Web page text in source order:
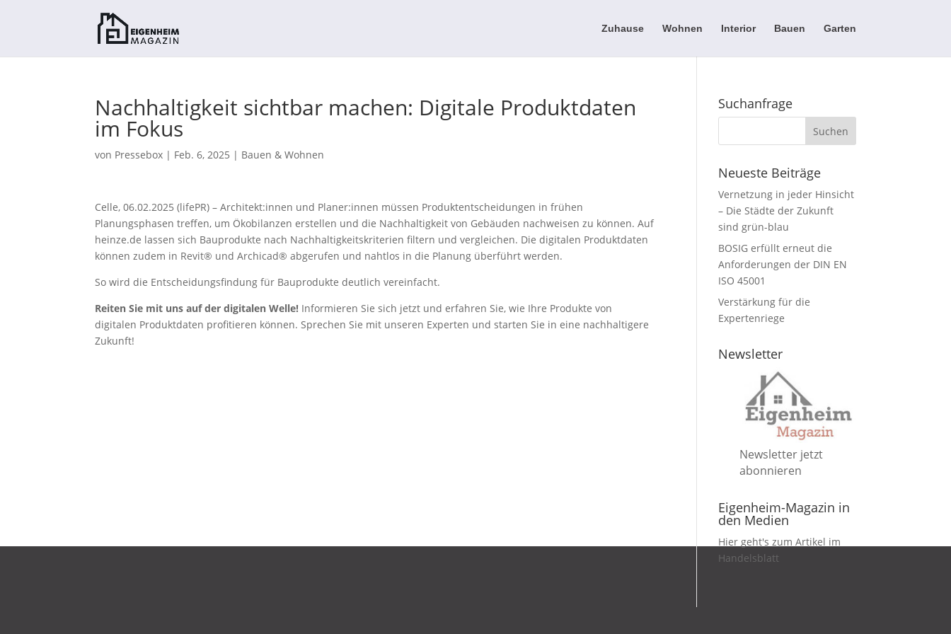
Zuhause Wohnen Interior Bauen Garten
Nachhaltigkeit sichtbar machen: Digitale Produktdaten
im Fokus
von Pressebox | Feb. 6, 2025 | Bauen & Wohnen
Celle, 06.02.2025 (lifePR) – Architekt:innen und Planer:innen müssen Produktentscheidungen in frühen
Planungsphasen treffen, um Ökobilanzen erstellen und die Nachhaltigkeit von Gebäuden nachweisen zu können. Auf
heinze.de lassen sich Bauprodukte nach Nachhaltigkeitskriterien filtern und vergleichen. Die digitalen Produktdaten
können zudem in Revit® und Archicad® abgerufen und nahtlos in die Planung überführt werden.
So wird die Entscheidungsfindung für Bauprodukte deutlich vereinfacht.
Reiten Sie mit uns auf der digitalen Welle! Informieren Sie sich jetzt und erfahren Sie, wie Ihre Produkte von
digitalen Produktdaten profitieren können. Sprechen Sie mit unseren Experten und starten Sie in eine nachhaltigere
Zukunft!
Suchanfrage
Neueste Beiträge
Vernetzung in jeder Hinsicht
– Die Städte der Zukunft
sind grün-blau
BOSIG erfüllt erneut die
Anforderungen der DIN EN
ISO 45001
Verstärkung für die
Expertenriege
Newsletter
Newsletter jetzt
abonnieren
Eigenheim-Magazin in
den Medien
Hier geht's zum Artikel im
Handelsblatt